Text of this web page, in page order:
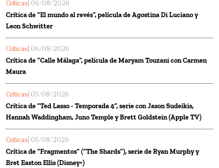
Críticas | 06/08/2026
Crítica de “El mundo al revés”, película de Agostina Di Luciano y
Leon Schwitter
Críticas | 06/08/2026
Crítica de “Calle Málaga”, película de Maryam Touzani con Carmen
Maura
Críticas | 05/08/2026
Crítica de “Ted Lasso - Temporada 4”, serie con Jason Sudeikis,
Hannah Waddingham, Juno Temple y Brett Goldstein (Apple TV)
Críticas | 05/08/2026
Crítica de “Fragmentos” (“The Shards”), serie de Ryan Murphy y
Bret Easton Ellis (Disney+)